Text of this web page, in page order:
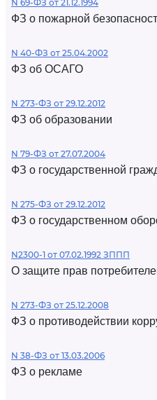
N 69-ФЗ от 21.12.1994
ФЗ о пожарной
N 40-ФЗ от 25.04.2002
ФЗ об ОСАГО
N 273-ФЗ от 29.12.2012
ФЗ об образовании
N 79-ФЗ от 27.07.2004
ФЗ о государственной
N 275-ФЗ от 29.12.2012
ФЗ о государственном
N2300-1 от 07.02.1992 ЗППП
О защите прав
N 273-ФЗ от 25.12.2008
ФЗ о противодействии
N 38-ФЗ от 13.03.2006
ФЗ о рекламе